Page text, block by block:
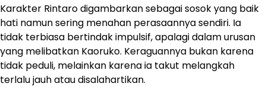
Karakter Rintaro digambarkan sebagai sosok yang baik
hati namun sering menahan perasaannya sendiri. Ia
tidak terbiasa bertindak impulsif, apalagi dalam urusan
yang melibatkan Kaoruko. Keraguannya bukan karena
tidak peduli, melainkan karena ia takut melangkah
terlalu jauh atau disalahartikan.